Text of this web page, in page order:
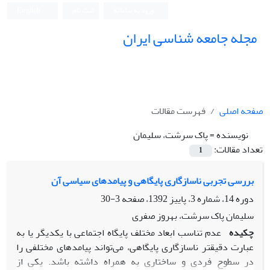
مجله جامعه شناسی ایران
صفحه اصلی
فهرست مقالات
نویسنده =پاک‏ سرشت، سلیمان
تعداد مقالات:
1
بررسی تجربی ناسازگاری پایگاهی و پیامدهای سیاسی آن
دوره 14، شماره 3، پاییز 1392، صفحه
3-30
سلیمان پاک‏ سرشت، بهروز صفری
چکیده عدم تناسب ابعاد مختلف پایگاه اجتماعی با یکدیگر یا به
عبارت دقیق‏تر ناسازگاری پایگاهی، می‌تواند پیامدهای مختلفی را
در سطوح فردی و ساختاری به همراه داشته باشد. یکی از